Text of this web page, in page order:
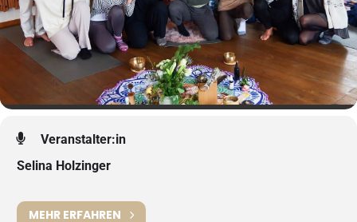
Veranstalter:in
Selina Holzinger
MEHR ERFAHREN